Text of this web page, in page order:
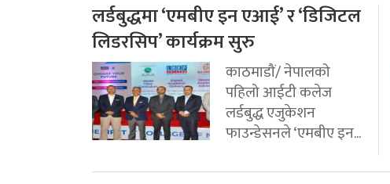
लर्डबुद्धमा ‘एमबीए इन एआई’ र ‘डिजिटल
लिडरसिप’ कार्यक्रम सुरु
काठमाडौं/ नेपालको
पहिलो आईटी कलेज
लर्डबुद्ध एजुकेशन
फाउन्डेसनले ‘एमबीए इन...